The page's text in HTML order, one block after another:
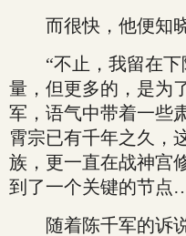
而很快，他便知晓
“不止，我留在下
量，但更多的，是为
军，语气中带着一些
霄宗已有千年之久，
族，更一直在战神宫
到了一个关键的节
随着陈千军的诉说